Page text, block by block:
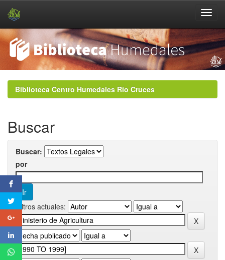
navigationBiblioteca Centro Humedales Río Cruces
Buscar
Buscar:
por
Filtros actuales: